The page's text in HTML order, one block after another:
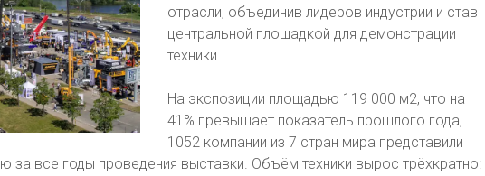
отрасли, объединив лидеров индустрии и став
центральной площадкой для демонстрации
техники.
На экспозиции площадью 119 000 м2, что на
41% превышает показатель прошлого года,
1052 компании из 7 стран мира представили
все годы проведения выставки. Объём техники вырос трёхкратно: